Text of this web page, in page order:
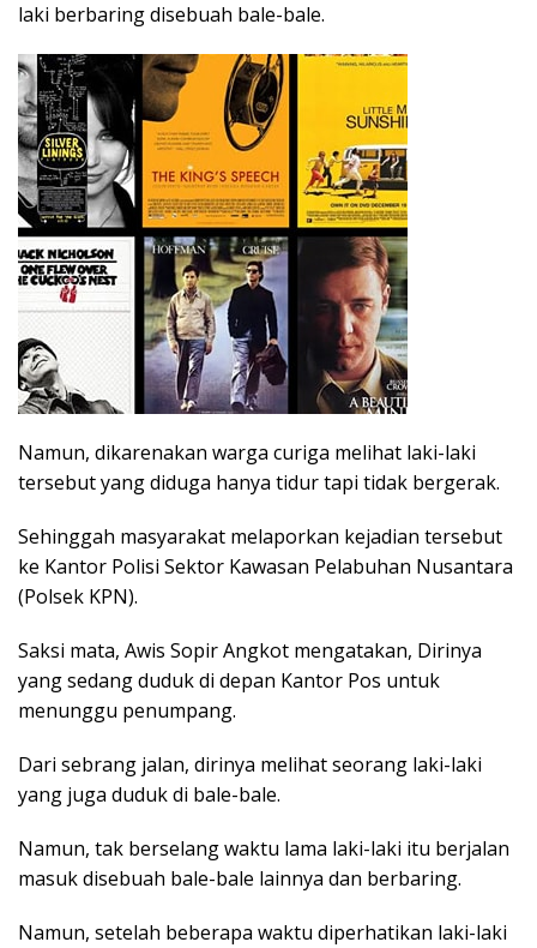
laki berbaring disebuah bale-bale.
Namun, dikarenakan warga curiga melihat laki-laki
tersebut yang diduga hanya tidur tapi tidak bergerak.
Sehinggah masyarakat melaporkan kejadian tersebut
ke Kantor Polisi Sektor Kawasan Pelabuhan Nusantara
(Polsek KPN).
Saksi mata, Awis Sopir Angkot mengatakan, Dirinya
yang sedang duduk di depan Kantor Pos untuk
menunggu penumpang.
Dari sebrang jalan, dirinya melihat seorang laki-laki
yang juga duduk di bale-bale.
Namun, tak berselang waktu lama laki-laki itu berjalan
masuk disebuah bale-bale lainnya dan berbaring.
Namun, setelah beberapa waktu diperhatikan laki-laki